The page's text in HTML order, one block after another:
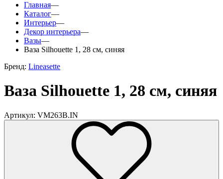
Главная—
Каталог—
Интерьер—
Декор интерьера—
Вазы—
Ваза Silhouette 1, 28 см, синяя
Бренд: Lineasette
Ваза Silhouette 1, 28 см, синяя
Артикул: VM263B.IN